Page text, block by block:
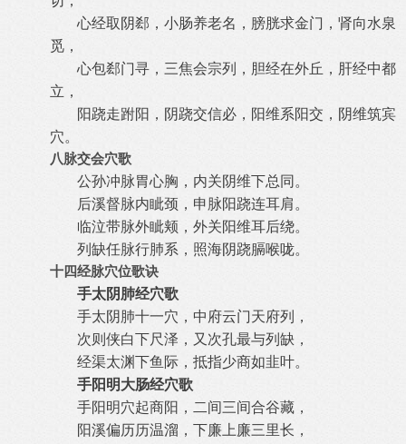
心经取阴郄，小肠养老名，膀胱求金门，肾向水泉
觅，
心包郄门寻，三焦会宗列，胆经在外丘，肝经中都
立，
阳跷走跗阳，阴跷交信必，阳维系阳交，阴维筑宾
穴。
八脉交会穴歌
公孙冲脉胃心胸，内关阴维下总同。
后溪督脉内眦颈，申脉阳跷连耳肩。
临泣带脉外眦颊，外关阳维耳后绕。
列缺任脉行肺系，照海阴跷膈喉咙。
十四经脉穴位歌诀
手太阴肺经穴歌
手太阴肺十一穴，中府云门天府列，
次则侠白下尺泽，又次孔最与列缺，
经渠太渊下鱼际，抵指少商如韭叶。
手阳明大肠经穴歌
手阳明穴起商阳，二间三间合谷藏，
阳溪偏历历温溜，下廉上廉三里长，